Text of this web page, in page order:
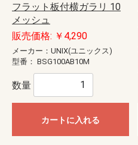
フラット板付横ガラリ 10
メッシュ
販売価格: ￥4,290
メーカー：UNIX(ユニックス)
型番： BSG100AB10M
数量
カートに入れる